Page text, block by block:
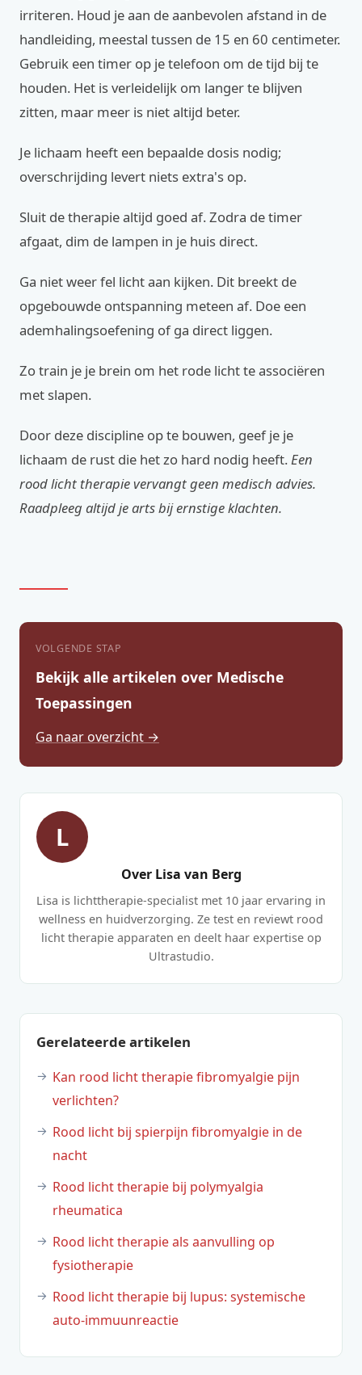
irriteren. Houd je aan de aanbevolen afstand in de
handleiding, meestal tussen de 15 en 60 centimeter.
Gebruik een timer op je telefoon om de tijd bij te
houden. Het is verleidelijk om langer te blijven
zitten, maar meer is niet altijd beter.
Je lichaam heeft een bepaalde dosis nodig;
overschrijding levert niets extra's op.
Sluit de therapie altijd goed af. Zodra de timer
afgaat, dim de lampen in je huis direct.
Ga niet weer fel licht aan kijken. Dit breekt de
opgebouwde ontspanning meteen af. Doe een
ademhalingsoefening of ga direct liggen.
Zo train je je brein om het rode licht te associëren
met slapen.
Door deze discipline op te bouwen, geef je je
lichaam de rust die het zo hard nodig heeft.Een
rood licht therapie vervangt geen medisch advies.
Raadpleeg altijd je arts bij ernstige klachten.
VOLGENDE STAP
Bekijk alle artikelen over Medische
Toepassingen
Ga naar overzicht →
L
Over Lisa van Berg
Lisa is lichttherapie-specialist met 10 jaar ervaring in
wellness en huidverzorging. Ze test en reviewt rood
licht therapie apparaten en deelt haar expertise op
Ultrastudio.
Gerelateerde artikelen
Kan rood licht therapie fibromyalgie pijn
verlichten?
Rood licht bij spierpijn fibromyalgie in de
nacht
Rood licht therapie bij polymyalgia
rheumatica
Rood licht therapie als aanvulling op
fysiotherapie
Rood licht therapie bij lupus: systemische
auto-immuunreactie